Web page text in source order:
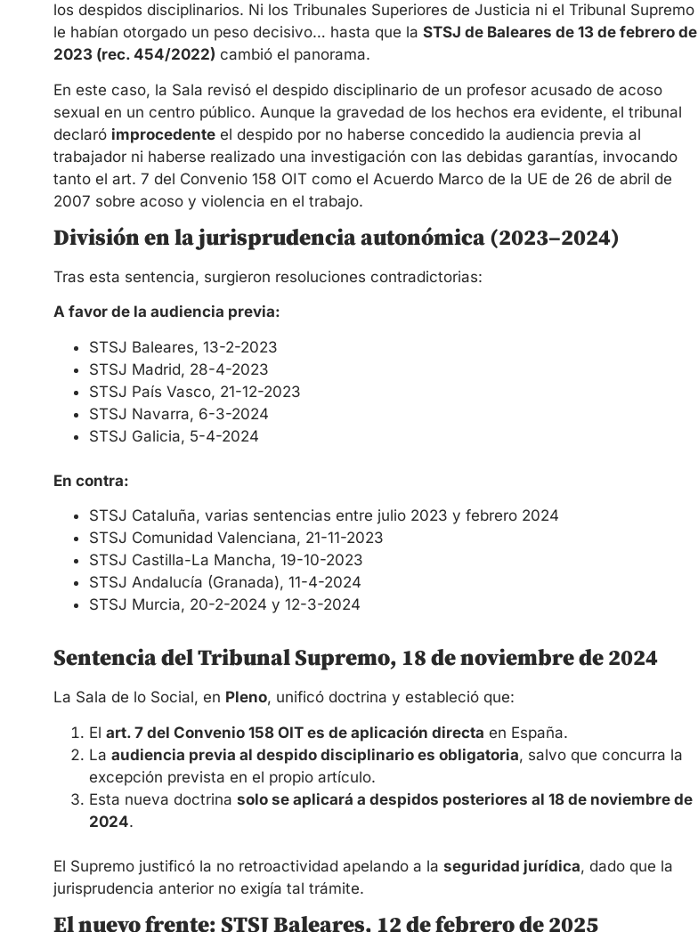
los despidos disciplinarios. Ni los Tribunales Superiores de Justicia ni el Tribunal Supremo
le habían otorgado un peso decisivo… hasta que la STSJ de Baleares de 13 de febrero de
2023 (rec. 454/2022) cambió el panorama.
En este caso, la Sala revisó el despido disciplinario de un profesor acusado de acoso
sexual en un centro público. Aunque la gravedad de los hechos era evidente, el tribunal
declaró improcedente el despido por no haberse concedido la audiencia previa al
trabajador ni haberse realizado una investigación con las debidas garantías, invocando
tanto el art. 7 del Convenio 158 OIT como el Acuerdo Marco de la UE de 26 de abril de
2007 sobre acoso y violencia en el trabajo.
División en la jurisprudencia autonómica (2023–2024)
Tras esta sentencia, surgieron resoluciones contradictorias:
A favor de la audiencia previa:
STSJ Baleares, 13-2-2023
STSJ Madrid, 28-4-2023
STSJ País Vasco, 21-12-2023
STSJ Navarra, 6-3-2024
STSJ Galicia, 5-4-2024
En contra:
STSJ Cataluña, varias sentencias entre julio 2023 y febrero 2024
STSJ Comunidad Valenciana, 21-11-2023
STSJ Castilla-La Mancha, 19-10-2023
STSJ Andalucía (Granada), 11-4-2024
STSJ Murcia, 20-2-2024 y 12-3-2024
Sentencia del Tribunal Supremo, 18 de noviembre de 2024
La Sala de lo Social, en Pleno, unificó doctrina y estableció que:
El art. 7 del Convenio 158 OIT es de aplicación directa en España.
La audiencia previa al despido disciplinario es obligatoria, salvo que concurra la
excepción prevista en el propio artículo.
Esta nueva doctrina solo se aplicará a despidos posteriores al 18 de noviembre de
2024.
El Supremo justificó la no retroactividad apelando a la seguridad jurídica, dado que la
jurisprudencia anterior no exigía tal trámite.
El nuevo frente: STSJ Baleares, 12 de febrero de 2025